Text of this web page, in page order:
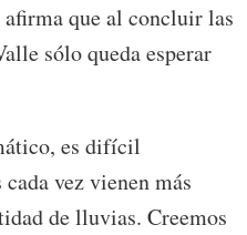
que al concluir las
sólo queda esperar
es difícil
vez vienen más
de lluvias. Creemos